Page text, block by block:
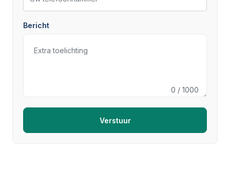
Bericht
0 / 1000
Verstuur